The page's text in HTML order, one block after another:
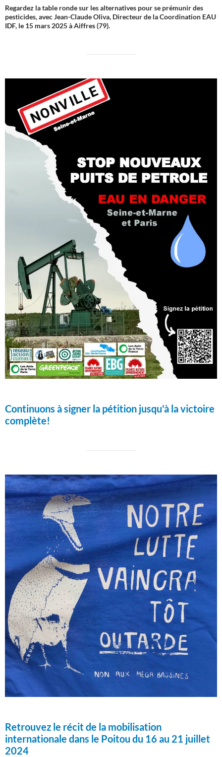
Regardez la table ronde sur les alternatives pour se prémunir des
pesticides, avec Jean-Claude Oliva, Directeur de la Coordination EAU
IDF, le 15 mars 2025 à Aiffres (79).
Continuons à signer la pétition jusqu'à la victoire
complète!
Retrouvez le récit de la mobilisation
internationale dans le Poitou du 16 au 21 juillet
2024